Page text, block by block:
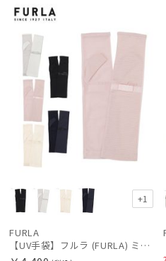
手袋・アームカバー
その他
カラー
価格・割引率
在庫表示
販売状況
向け
N
+1
FURLA
【UV手袋】フルラ (FURLA) ミディアム ＵＶ手袋 リボン 指無し